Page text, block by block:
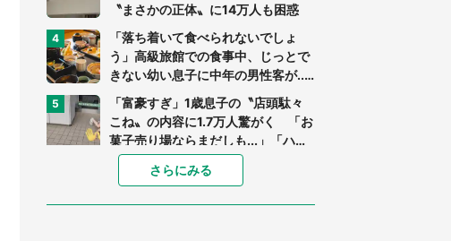
〝まさかの正体〟に14万人も困惑
「落ち着いて食べられないでしょ
う」高級旅館での食事中、じっとで
きない幼い息子に中年の男性客が...
（東京都・40代男性）
「富豪すぎ」1歳息子の〝店頭駄々
こね〟の内容に1.7万人驚がく 「お
菓子売り場ならまだしも...」「ハー
ドル高い」
「閉所恐怖症の私は新幹線で大パニ
ック。隣席の青年に『手を繋いで』
とお願いしたら...」 体験談に8万
さらにみる